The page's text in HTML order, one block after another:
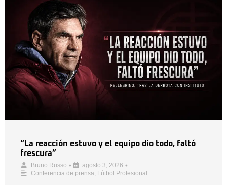
“La reacción estuvo y el equipo dio todo, faltó
frescura”
Bruno Russo • agosto 3, 2026 •
Conferencia de prensa, Fútbol Profesional